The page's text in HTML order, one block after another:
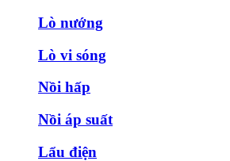
Lò nướng
Lò vi sóng
Nồi hấp
Nồi áp suất
Lẩu điện